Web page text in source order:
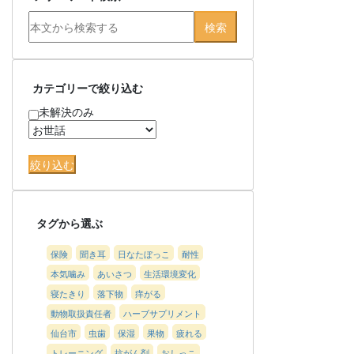
カテゴリーで絞り込む
未解決のみ
タグから選ぶ
保険 聞き耳 日なたぼっこ
耐性
本気噛み
あいさつ
生活環境変化
寝たきり
落下物
痒がる
動物取扱責任者
ハーブサプリメント
仙台市
虫歯 保湿 果物
疲れる